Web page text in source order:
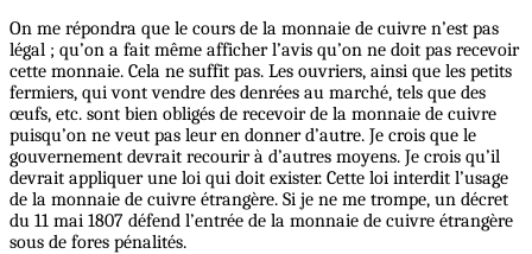
On me répondra que le cours de la monnaie de cuivre n’est pas
légal ; qu’on a fait même afficher l’avis qu’on ne doit pas recevoir
cette monnaie. Cela ne suffit pas. Les ouvriers, ainsi que les petits
fermiers, qui vont vendre des denrées au marché, tels que des
œufs, etc. sont bien obligés de recevoir de la monnaie de cuivre
puisqu’on ne veut pas leur en donner d’autre. Je crois que le
gouvernement devrait recourir à d’autres moyens. Je crois qu’il
devrait appliquer une loi qui doit exister. Cette loi interdit l’usage
de la monnaie de cuivre étrangère. Si je ne me trompe, un décret
du 11 mai 1807 défend l’entrée de la monnaie de cuivre étrangère
sous de fores pénalités.